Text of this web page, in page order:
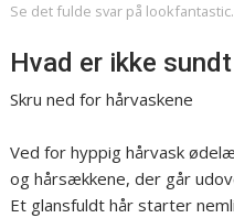
Se det fulde svar på
Hvad er ikke
Skru ned for hårvaskene
Ved for hyppig hårvask
og hårsækkene, der går
Et glansfuldt hår starter